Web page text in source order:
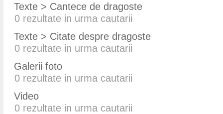
Texte > Cantece de dragoste
0 rezultate in urma cautarii
Texte > Citate despre dragoste
0 rezultate in urma cautarii
Galerii foto
0 rezultate in urma cautarii
Video
0 rezultate in urma cautarii